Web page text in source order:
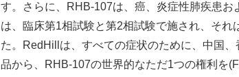
す。さらに、RHB-107は、癌、炎症性肺疾患
は、臨床第1相試験と第2相試験で施され、そ
た。RedHillは、すべての症状のために、中国
品から、RHB-107の世界的なただ1つの権利を